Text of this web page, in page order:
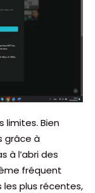
limites. Bien
grâce à
à l’abri des
fréquent
les plus récentes,